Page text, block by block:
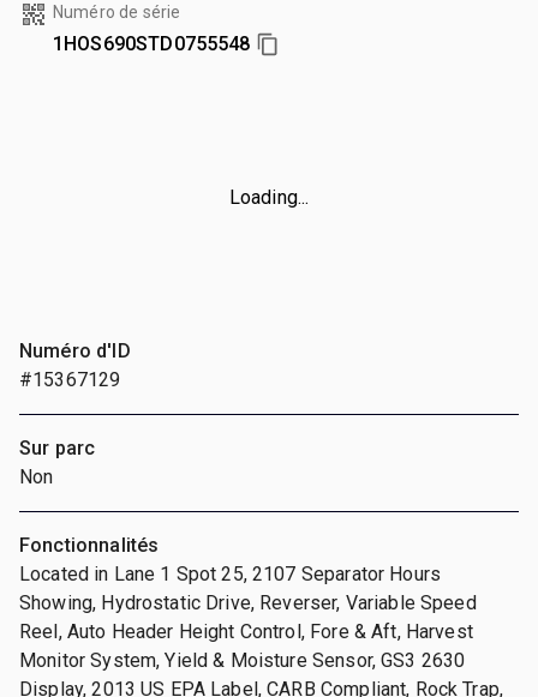
Numéro de série
1HOS690STD0755548
Loading...
Numéro d'ID
#15367129
Sur parc
Non
Fonctionnalités
Located in Lane 1 Spot 25, 2107 Separator Hours
Showing, Hydrostatic Drive, Reverser, Variable Speed
Reel, Auto Header Height Control, Fore & Aft, Harvest
Monitor System, Yield & Moisture Sensor, GS3 2630
Display, 2013 US EPA Label, CARB Compliant, Rock Trap,